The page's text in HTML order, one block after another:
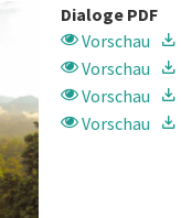
Dialoge PDF
Vorschau
Vorschau
Vorschau
Vorschau